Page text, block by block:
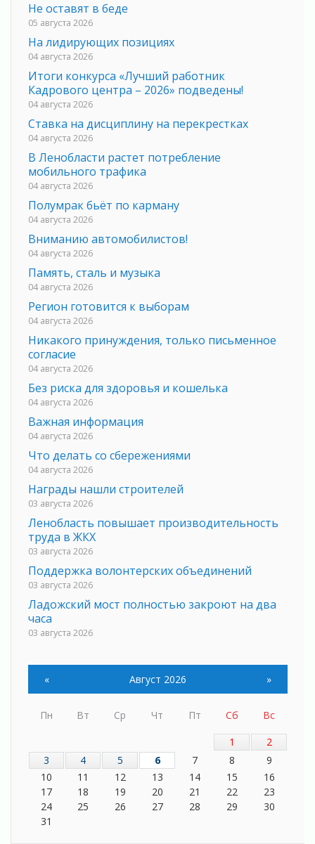
Не оставят в беде
05 августа 2026
На лидирующих позициях
04 августа 2026
Итоги конкурса «Лучший работник
Кадрового центра – 2026» подведены!
04 августа 2026
Ставка на дисциплину на перекрестках
04 августа 2026
В Ленобласти растет потребление
мобильного трафика
04 августа 2026
Полумрак бьёт по карману
04 августа 2026
Вниманию автомобилистов!
04 августа 2026
Память, сталь и музыка
04 августа 2026
Регион готовится к выборам
04 августа 2026
Никакого принуждения, только письменное
согласие
04 августа 2026
Без риска для здоровья и кошелька
04 августа 2026
Важная информация
04 августа 2026
Что делать со сбережениями
04 августа 2026
Награды нашли строителей
03 августа 2026
Ленобласть повышает производительность
труда в ЖКХ
03 августа 2026
Поддержка волонтерских объединений
03 августа 2026
Ладожский мост полностью закроют на два
часа
03 августа 2026
03 августа 2026
Новая площадка: 2027
Часть медиков в Ленобласти сможет
рассчитывать на доплату от региона
За сутки в Ленинградской области
ликвидировали 10 пожаров
03 августа 2026
Клюква наливается, но в корзинку пока не
просится
« Август 2026 »
Пн Вт Ср Чт Пт Сб
Вс
1
2
3
4 5 6 7 8
9
10
11 12 13 14 15
16
17
18 19 20 21 22
23
24
25 26 27 28 29
30
31